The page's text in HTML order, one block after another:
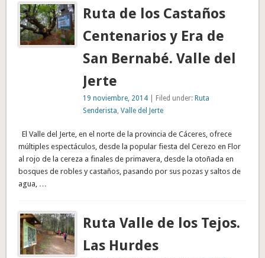
Ruta de los Castaños
Centenarios y Era de
San Bernabé. Valle del
Jerte
19 noviembre, 2014| Filed under: Ruta
Senderista, Valle del Jerte
El Valle del Jerte, en el norte de la provincia de Cáceres, ofrece
múltiples espectáculos, desde la popular fiesta del Cerezo en Flor
al rojo de la cereza a finales de primavera, desde la otoñada en
bosques de robles y castaños, pasando por sus pozas y saltos de
agua, …
Ruta Valle de los Tejos.
Las Hurdes